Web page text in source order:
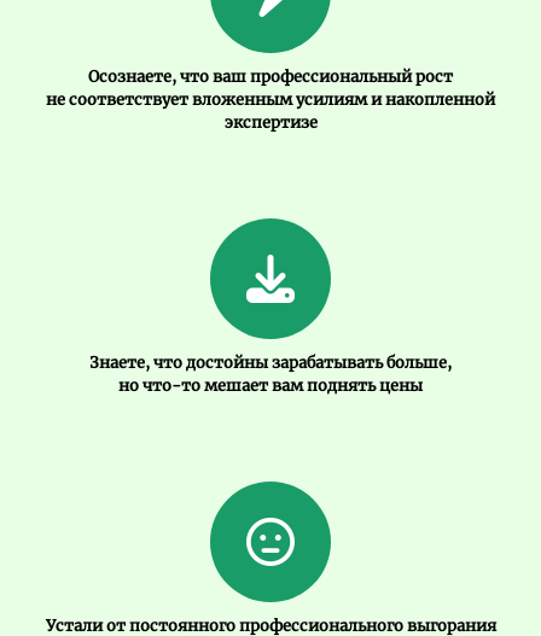
Осознаете, что ваш профессиональный рост
не соответствует вложенным усилиям и накопленной
экспертизе
Знаете, что достойны зарабатывать больше,
но что-то мешает вам поднять цены
Устали от постоянного профессионального выгорания